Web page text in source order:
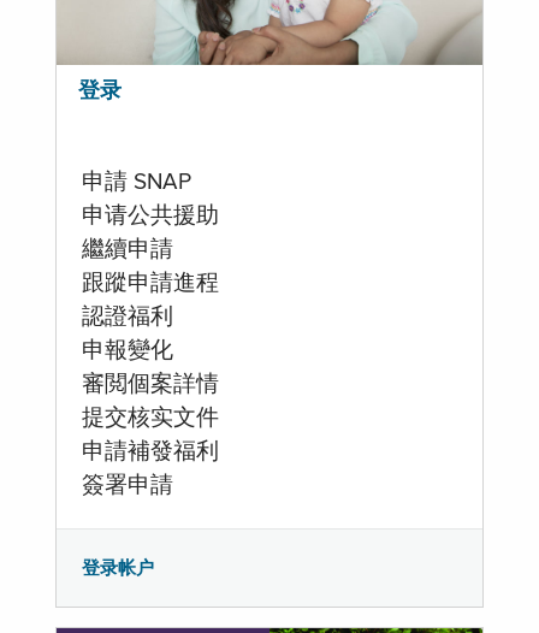
登录
申請 SNAP
申请公共援助
繼續申請
跟蹤申請進程
認證福利
申報變化
審閲個案詳情
提交核实文件
申請補發福利
簽署申請
登录帐户